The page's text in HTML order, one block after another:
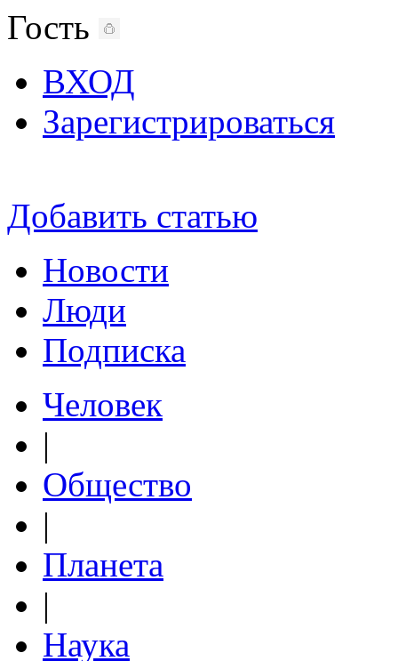
Гость
ВХОД
Зарегистрироваться
Добавить статью
Новости
Люди
Подписка
Человек
|
Общество
|
Планета
|
Наука